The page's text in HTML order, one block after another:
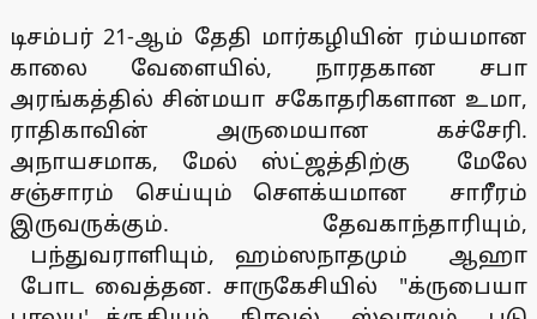
டிசம்பர் 21-ஆம் தேதி மார்கழியின் ரம்யமான
காலை வேளையில், நாரதகான சபா
அரங்கத்தில் சின்மயா சகோதரிகளான உமா,
ராதிகாவின் அருமையான கச்சேரி.
அநாயசமாக, மேல் ஸ்ட்ஜத்திற்கு மேலே
சஞ்சாரம் செய்யும் சௌக்யமான சாரீரம்
இருவருக்கும். தேவகாந்தாரியும்,
பந்துவராளியும், ஹம்ஸநாதமும் ஆஹா
போட வைத்தன. சாருகேசியில் "க்ருபையா